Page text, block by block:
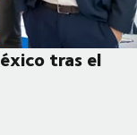
tras el
el Country Go-Live